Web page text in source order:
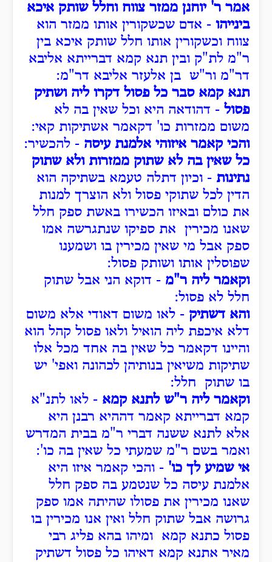
אמר ר' יוחנן ממזר צווח וחלל שותק איכא
בינייהו - אדם שכשקורין אותו ממזר הוא
צווח וכשקורין אותו חלל שותק איכא בין
ר"מ לת"ק ובין תנא קמא דברייתא אליבא
דר"מ ור"ש בן אלעזר אליבא דר"מ:
תנא קמא סבר כל פסול דקרו ליה ושתיק
פסול - דהודאה היא וכל שאין בה לא
משום ממזרות כו' דקאמר אשתיקות קאי:
והכי קאמר איזוהי אלמנת עיסה - להכשיר:
כל שאין בה לא שתוק ממזרות ולא שתוק
נתינות - וכיון דתלה טעמא בשתיקה הוא
הדין לכל שתוקי פסול ולא הוצרך למנות
את כולם ובאיזו הכשירו באשת ספק חלל
שאנו מכירין את ספיקו שנתגרשה אמו
ספק אבל מי שאין מכירין בו ושמענו
שפוסלין אותו ושותק פסול:
וקאמר ליה ר"מ - דוקא הני אבל שתוק
חלל לא פסול:
והא דשתיק - לאו משום דאודי אלא משום
דלא איכפת ליה הואיל ולאו פסול קהל הוא
והיינו דקאמר כל שאין בה אחד מכל אלו
שתיקות משיאין בנותיהן לכהונה ואפי' יש
בו שתוק חלל:
וקאמר ליה ר"ש לתנא קמא - לאו לתנ"א
קמא דברייתא קאמר דההיא רבנן היא
אלא לתנא ששנה דברי ר"מ בבית המדרש
ואמר בשם ר"מ שמעתי כל שאין בה כו':
אי שמיע לך כו' - והכי קאמר איזו היא
אלמנת עיסה כל שנטמע בה ספק חלל
שאנו מכירין את פסולו שהיתה אמו ספק
גרושה אבל שתוק חלל ואין אנו מכירין בו
פסול כתנא קמא ומיהו בהא פליג רבי
מאיר אתנא קמא דאיהו כל פסול דשתיק